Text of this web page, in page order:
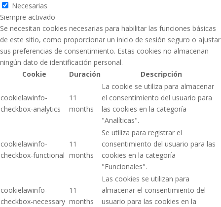
Necesarias
Siempre activado
Se necesitan cookies necesarias para habilitar las funciones básicas
de este sitio, como proporcionar un inicio de sesión seguro o ajustar
sus preferencias de consentimiento. Estas cookies no almacenan
ningún dato de identificación personal.
Cookie
Duración Descripción
cookielawinfo-
checkbox-analytics
11
months
La cookie se utiliza para almacenar
el consentimiento del usuario para
las cookies en la categoría
"Analíticas".
cookielawinfo-
checkbox-functional
11
months
Se utiliza para registrar el
consentimiento del usuario para las
cookies en la categoría
"Funcionales".
cookielawinfo-
checkbox-necessary
11
months
Las cookies se utilizan para
almacenar el consentimiento del
usuario para las cookies en la